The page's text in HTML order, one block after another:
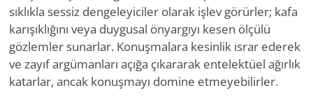
sıklıkla sessiz dengeleyiciler olarak işlev görürler; kafa
karışıklığını veya duygusal önyargıyı kesen ölçülü
gözlemler sunarlar. Konuşmalara kesinlik ısrar ederek
ve zayıf argümanları açığa çıkararak entelektüel ağırlık
katarlar, ancak konuşmayı domine etmeyebilirler.